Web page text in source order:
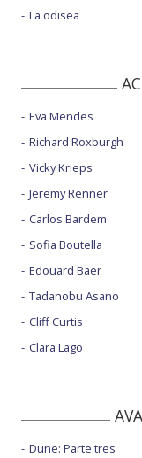
La odisea
Eva Mendes
Richard Roxburgh
Vicky Krieps
Jeremy Renner
Carlos Bardem
Sofia Boutella
Edouard Baer
Tadanobu Asano
Cliff Curtis
Clara Lago
Dune: Parte tres